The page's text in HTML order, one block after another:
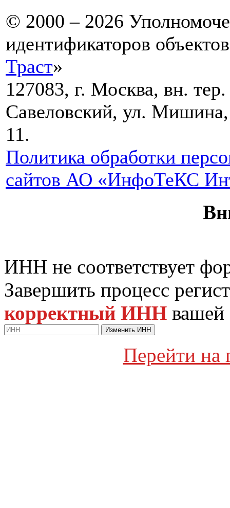
© 2000 – 2026
идентификаторов
Траст»
127083, г. Москва, вн.
Савеловский, ул.
11.
Политика обработки
сайтов АО «ИнфоТеКС
ИНН не соответствует
Завершить процесс
корректный ИНН вашей
Изменить ИНН
Перейти на